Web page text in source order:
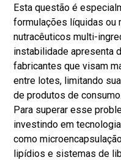
Esta questão é
formulações líquidas ou
nutracêuticos multi-
instabilidade apresenta
fabricantes que visam
entre lotes, limitando
de produtos de consumo.
Para superar esse
investindo em
como
lipídios e sistemas de